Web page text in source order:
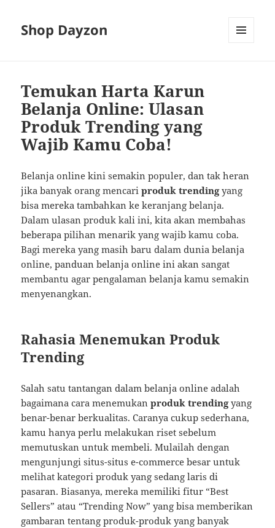
Shop Dayzon
Temukan Harta Karun
Belanja Online: Ulasan
Produk Trending yang
Wajib Kamu Coba!
Belanja online kini semakin populer, dan tak heran
jika banyak orang mencariproduk trendingyang
bisa mereka tambahkan ke keranjang belanja.
Dalam ulasan produk kali ini, kita akan membahas
beberapa pilihan menarik yang wajib kamu coba.
Bagi mereka yang masih baru dalam dunia belanja
online, panduan belanja online ini akan sangat
membantu agar pengalaman belanja kamu semakin
menyenangkan.
Rahasia Menemukan Produk
Trending
Salah satu tantangan dalam belanja online adalah
bagaimana cara menemukanproduk trendingyang
benar-benar berkualitas. Caranya cukup sederhana,
kamu hanya perlu melakukan riset sebelum
memutuskan untuk membeli. Mulailah dengan
mengunjungi situs-situs e-commerce besar untuk
melihat kategori produk yang sedang laris di
pasaran. Biasanya, mereka memiliki fitur “Best
Sellers” atau “Trending Now” yang bisa memberikan
gambaran tentang produk-produk yang banyak